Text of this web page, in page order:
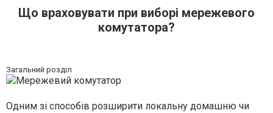
Що враховувати при виборі мережевого
комутатора?
Загальний розділ
Одним зі способів розширити локальну домашню чи